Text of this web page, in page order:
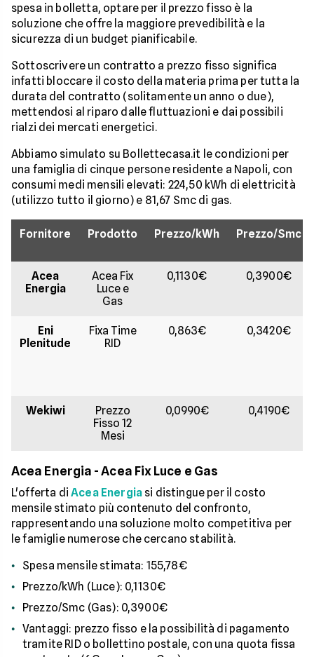
spesa in bolletta, optare per il prezzo fisso è la
soluzione che offre la maggiore prevedibilità e la
sicurezza di un budget pianificabile.
Sottoscrivere un contratto a prezzo fisso significa
infatti bloccare il costo della materia prima per tutta la
durata del contratto (solitamente un anno o due),
mettendosi al riparo dalle fluttuazioni e dai possibili
rialzi dei mercati energetici.
Abbiamo simulato su Bollettecasa.it le condizioni per
una famiglia di cinque persone residente a Napoli, con
consumi medi mensili elevati: 224,50 kWh di elettricità
(utilizzo tutto il giorno) e 81,67 Smc di gas.
Fornitore Prodotto Prezzo/kWh Prezzo/Smc
Acea
Energia
Acea Fix
Luce e
Gas
0,1130€ 0,3900€
Eni
Plenitude
Fixa Time
RID
0,863€ 0,3420€
Wekiwi
Prezzo
Fisso 12
Mesi
0,0990€ 0,4190€
Acea Energia - Acea Fix Luce e Gas
L'offerta diAcea Energia si distingue per il costo
mensile stimato più contenuto del confronto,
rappresentando una soluzione molto competitiva per
le famiglie numerose che cercano stabilità.
Spesa mensile stimata: 155,78€
Prezzo/kWh (Luce): 0,1130€
Prezzo/Smc (Gas): 0,3900€
Vantaggi: prezzo fisso e la possibilità di pagamento
tramite RID o bollettino postale, con una quota fissa